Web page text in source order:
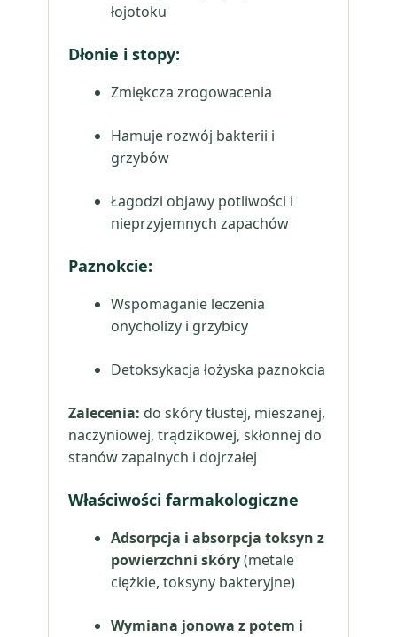
łojotoku
Dłonie i stopy:
Zmiękcza zrogowacenia
Hamuje rozwój bakterii i
grzybów
Łagodzi objawy potliwości i
nieprzyjemnych zapachów
Paznokcie:
Wspomaganie leczenia
onycholizy i grzybicy
Detoksykacja łożyska paznokcia
Zalecenia: do skóry tłustej, mieszanej,
naczyniowej, trądzikowej, skłonnej do
stanów zapalnych i dojrzałej
Właściwości farmakologiczne
Adsorpcja i absorpcja toksyn z
powierzchni skóry(metale
ciężkie, toksyny bakteryjne)
Wymiana jonowa z potem i